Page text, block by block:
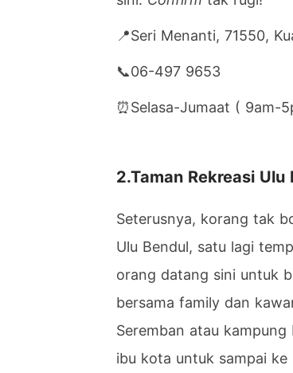
📍Seri Menanti, 71550,
📞06-497 9653
⏰Selasa-Jumaat ( 9am-
2.Taman Rekreasi Ulu
Seterusnya, korang tak
Ulu Bendul, satu lagi
orang datang sini untuk
bersama family dan
Seremban atau
ibu kota untuk sampai ke